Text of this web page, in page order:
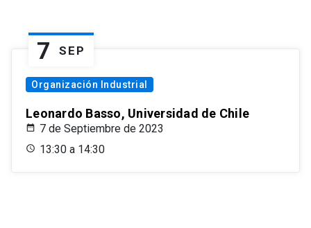
7 SEP
Organización Industrial
Leonardo Basso, Universidad de Chile
7 de Septiembre de 2023
13:30 a 14:30